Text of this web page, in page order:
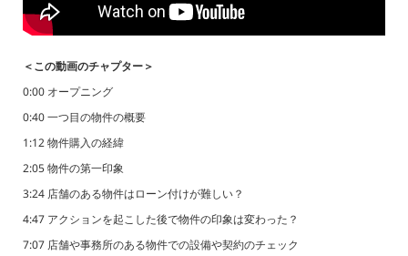
＜この動画のチャプター＞
0:00 オープニング
0:40 一つ目の物件の概要
1:12 物件購入の経緯
2:05 物件の第一印象
3:24 店舗のある物件はローン付けが難しい？
4:47 アクションを起こした後で物件の印象は変わった？
7:07 店舗や事務所のある物件での設備や契約のチェック